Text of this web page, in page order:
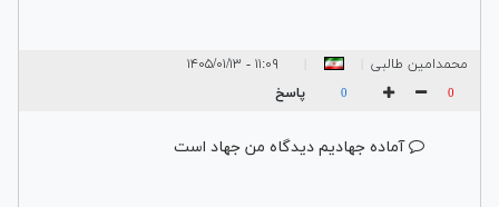
محمدامین طالبی
فرد
۱۱:۰۹ - ۱۴۰۵/۰۱/۱۳
0
0 پاسخ
آماده جهادیم دیدگاه من جهاد است